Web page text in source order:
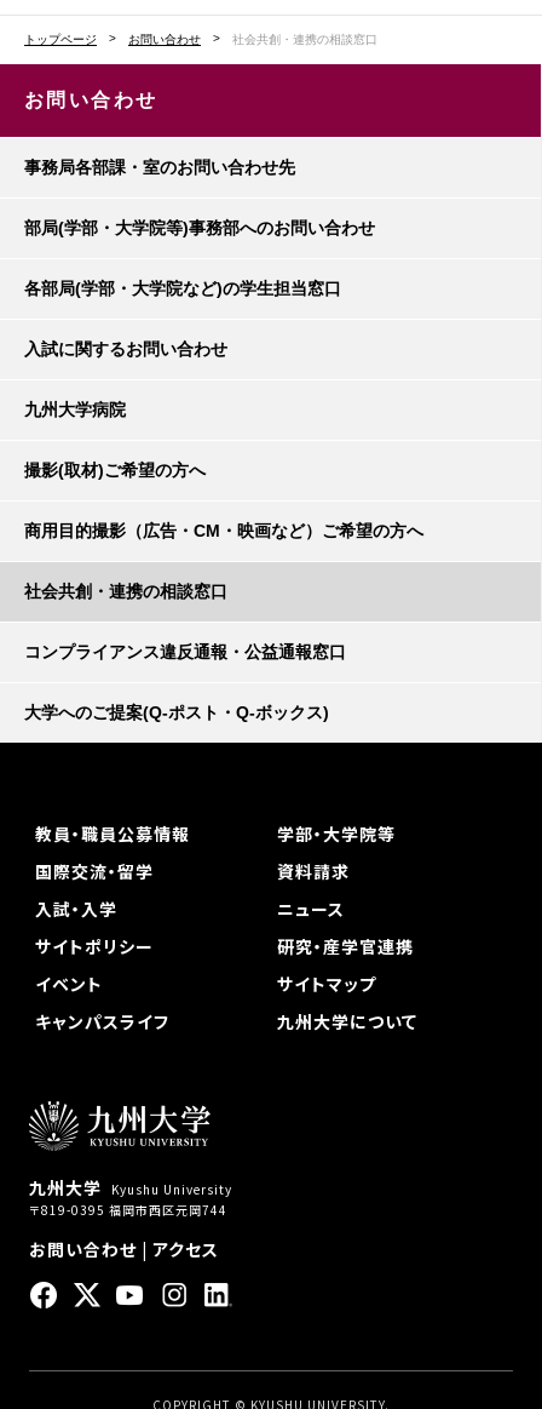
トップページ お問い合わせ 社会共創・連携の相談窓口
お問い合わせ
事務局各部課・室のお問い合わせ先
部局(学部・大学院等)事務部へのお問い合わせ
各部局(学部・大学院など)の学生担当窓口
入試に関するお問い合わせ
九州大学病院
撮影(取材)ご希望の方へ
商用目的撮影（広告・CM・映画など）ご希望の方へ
社会共創・連携の相談窓口
コンプライアンス違反通報・公益通報窓口
大学へのご提案(Q-ポスト・Q-ボックス)
九州大学
Kyushu University
〒819-0395 福岡市西区元岡744
お問い合わせ| アクセス
教員・職員公募情報
学部・大学院等
国際交流・留学
資料請求
入試・入学
ニュース
サイトポリシー
研究・産学官連携
イベント
サイトマップ
キャンパスライフ
九州大学について
COPYRIGHT © KYUSHU UNIVERSITY.